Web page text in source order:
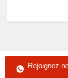
Rejoignez